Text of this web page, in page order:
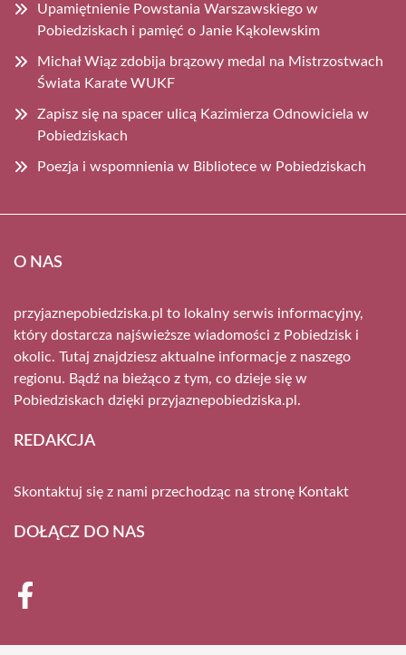
Upamiętnienie Powstania Warszawskiego w
Pobiedziskach i pamięć o Janie Kąkolewskim
Michał Wiąz zdobija brązowy medal na Mistrzostwach
Świata Karate WUKF
Zapisz się na spacer ulicą Kazimierza Odnowiciela w
Pobiedziskach
Poezja i wspomnienia w Bibliotece w Pobiedziskach
O NAS
przyjaznepobiedziska.pl to lokalny serwis informacyjny,
który dostarcza najświeższe wiadomości z Pobiedzisk i
okolic. Tutaj znajdziesz aktualne informacje z naszego
regionu. Bądź na bieżąco z tym, co dzieje się w
Pobiedziskach dzięki przyjaznepobiedziska.pl.
REDAKCJA
Skontaktuj się z nami przechodząc na stronę Kontakt
DOŁĄCZ DO NAS